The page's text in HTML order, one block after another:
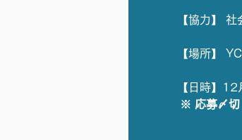
【協力】
【場所】
【日時】
※ 応募〆